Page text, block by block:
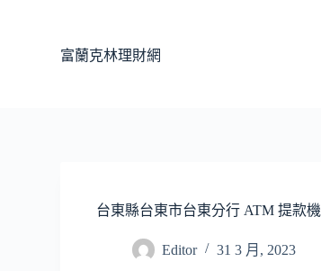
富蘭克林理財網
台東縣台東市台東分行 ATM 提款機
Editor 31 3 月, 2023